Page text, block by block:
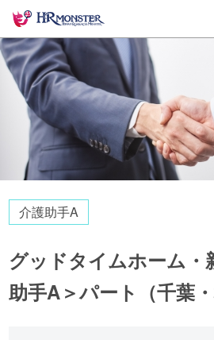
介護助手A
グッドタイムホーム・
助手A＞パート（千葉・